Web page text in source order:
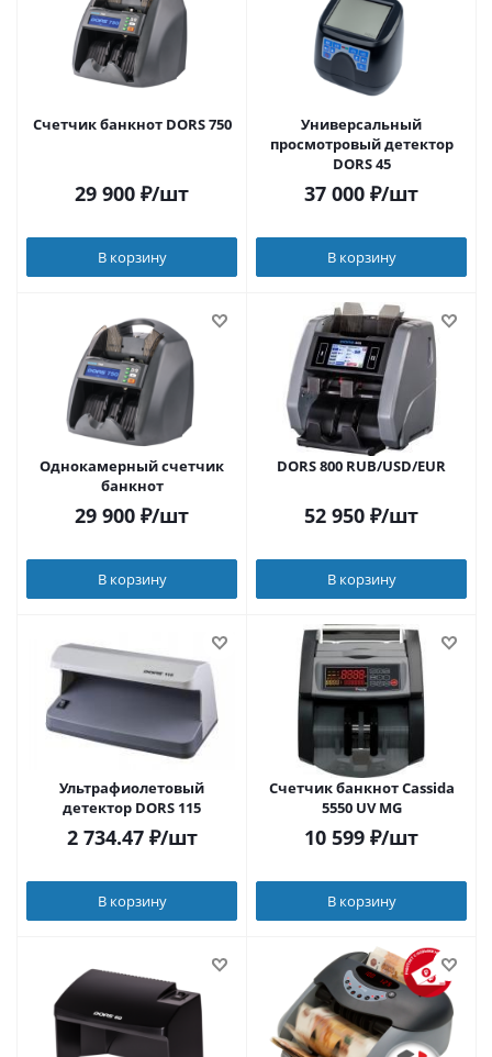
Счетчик банкнот DORS 750
29 900 ₽/шт
В корзину
Универсальный
просмотровый детектор
DORS 45
37 000 ₽/шт
В корзину
Однокамерный счетчик
банкнот
29 900 ₽/шт
В корзину
DORS 800 RUB/USD/EUR
52 950 ₽/шт
В корзину
Ультрафиолетовый
детектор DORS 115
2 734.47₽/шт
В корзину
Счетчик банкнот Cassida
5550 UV MG
10 599 ₽/шт
В корзину